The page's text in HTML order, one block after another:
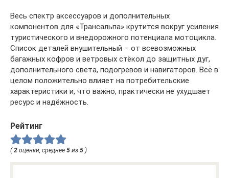
Весь спектр аксессуаров и дополнительных
компонентов для «Трансальпа» крутится вокруг усиления
туристического и внедорожного потенциала мотоцикла.
Список деталей внушительный – от всевозможных
багажных кофров и ветровых стёкол до защитных дуг,
дополнительного света, подогревов и навигаторов. Всё в
целом положительно влияет на потребительские
характеристики и, что важно, практически не ухудшает
ресурс и надёжность.
Рейтинг
(2 оценки, среднее 5 из 5 )